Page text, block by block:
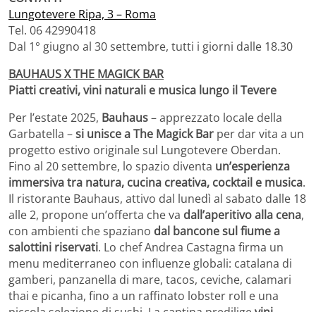
Lungotevere Ripa, 3 – Roma
Tel. 06 42990418
Dal 1° giugno al 30 settembre, tutti i giorni dalle 18.30
BAUHAUS X THE MAGICK BAR
Piatti creativi, vini naturali e musica lungo il Tevere
Per l’estate 2025, Bauhaus– apprezzato locale della
Garbatella –si unisce a The Magick Bar per dar vita a un
progetto estivo originale sul Lungotevere Oberdan.
Fino al 20 settembre, lo spazio diventa un’esperienza
immersiva tra natura, cucina creativa, cocktail e musica.
Il ristorante Bauhaus, attivo dal lunedì al sabato dalle 18
alle 2, propone un’offerta che va dall’aperitivo alla cena,
con ambienti che spaziano dal bancone sul fiume a
salottini riservati. Lo chef Andrea Castagna firma un
menu mediterraneo con influenze globali: catalana di
gamberi, panzanella di mare, tacos, ceviche, calamari
thai e picanha, fino a un raffinato lobster roll e una